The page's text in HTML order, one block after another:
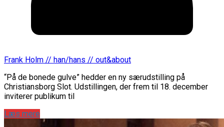
Frank Holm // han/hans // out&about
“På de bonede gulve” hedder en ny særudstilling på
Christiansborg Slot. Udstillingen, der frem til 18. december
inviterer publikum til
Læs mere